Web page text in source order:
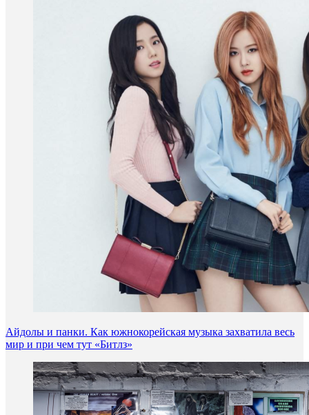
Айдолы и панки. Как южнокорейская музыка захватила весь
мир и при чем тут «Битлз»